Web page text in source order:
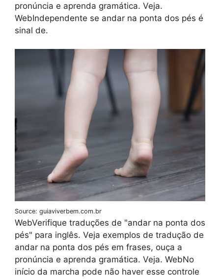
pronúncia e aprenda gramática. Veja.
WebIndependente se andar na ponta dos pés é
sinal de.
Source: guiaviverbem.com.br
WebVerifique traduções de "andar na ponta dos
pés" para inglês. Veja exemplos de tradução de
andar na ponta dos pés em frases, ouça a
pronúncia e aprenda gramática. Veja. WebNo
início da marcha pode não haver esse controle